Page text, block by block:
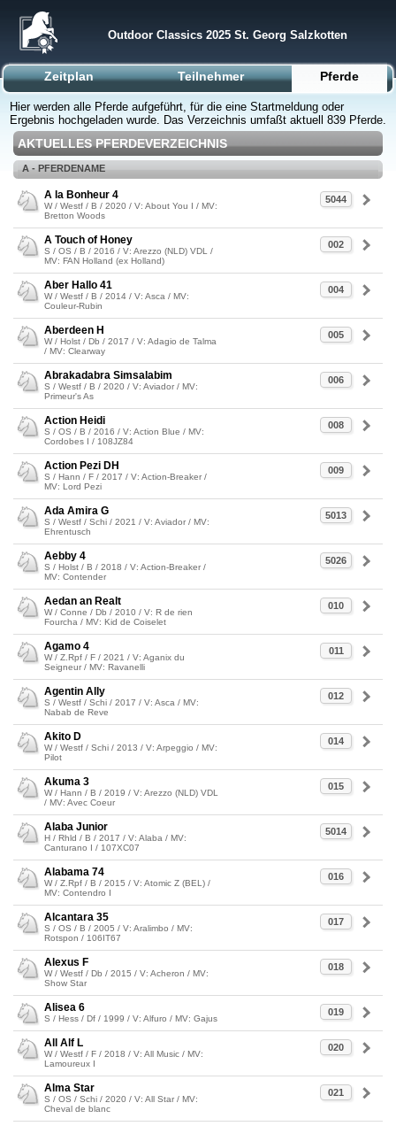
Outdoor Classics 2025 St. Georg Salzkotten
Zeitplan Teilnehmer Pferde
Hier werden alle Pferde aufgeführt, für die eine Startmeldung oder
Ergebnis hochgeladen wurde. Das Verzeichnis umfaßt aktuell 839 Pferde.
AKTUELLES PFERDEVERZEICHNIS
A - PFERDENAME
5044
A la Bonheur 4
W / Westf / B / 2020 / V: About You I / MV:
Bretton Woods
002
A Touch of Honey
S / OS / B / 2016 / V: Arezzo (NLD) VDL /
MV: FAN Holland (ex Holland)
004
Aber Hallo 41
W / Westf / B / 2014 / V: Asca / MV:
Couleur-Rubin
005
Aberdeen H
W / Holst / Db / 2017 / V: Adagio de Talma
/ MV: Clearway
006
Abrakadabra Simsalabim
S / Westf / B / 2020 / V: Aviador / MV:
Primeur's As
008
Action Heidi
S / OS / B / 2016 / V: Action Blue / MV:
Cordobes I / 108JZ84
009
Action Pezi DH
S / Hann / F / 2017 / V: Action-Breaker /
MV: Lord Pezi
5013
Ada Amira G
S / Westf / Schi / 2021 / V: Aviador / MV:
Ehrentusch
5026
Aebby 4
S / Holst / B / 2018 / V: Action-Breaker /
MV: Contender
010
Aedan an Realt
W / Conne / Db / 2010 / V: R de rien
Fourcha / MV: Kid de Coiselet
011
Agamo 4
W / Z.Rpf / F / 2021 / V: Aganix du
Seigneur / MV: Ravanelli
012
Agentin Ally
S / Westf / Schi / 2017 / V: Asca / MV:
Nabab de Reve
014
Akito D
W / Westf / Schi / 2013 / V: Arpeggio / MV:
Pilot
015
Akuma 3
W / Hann / B / 2019 / V: Arezzo (NLD) VDL
/ MV: Avec Coeur
5014
Alaba Junior
H / Rhld / B / 2017 / V: Alaba / MV:
Canturano I / 107XC07
016
Alabama 74
W / Z.Rpf / B / 2015 / V: Atomic Z (BEL) /
MV: Contendro I
017
Alcantara 35
S / OS / B / 2005 / V: Aralimbo / MV:
Rotspon / 106IT67
018
Alexus F
W / Westf / Db / 2015 / V: Acheron / MV:
Show Star
019
Alisea 6
S / Hess / Df / 1999 / V: Alfuro / MV: Gajus
020
All Alf L
W / Westf / F / 2018 / V: All Music / MV:
Lamoureux I
021
Alma Star
S / OS / Schi / 2020 / V: All Star / MV:
Cheval de blanc